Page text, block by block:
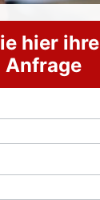
hier
Anfrage